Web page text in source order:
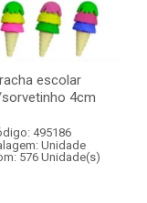
escolar
4cm
495186
Unidade
576 Unidade(s)